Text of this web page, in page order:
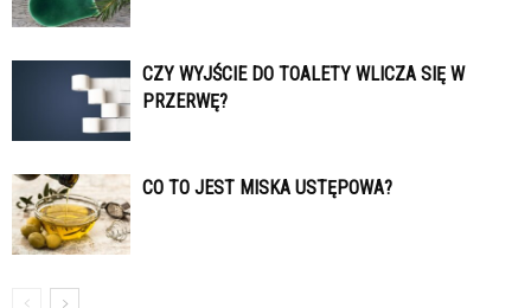
CZY WYJŚCIE DO TOALETY WLICZA SIĘ W
PRZERWĘ?
CO TO JEST MISKA USTĘPOWA?